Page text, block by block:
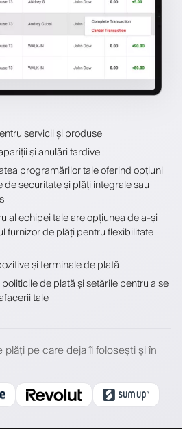
servicii și produse
și anulări tardive
programărilor tale oferind opțiuni
securitate și plăți integrale sau
al echipei tale are opțiunea de a-și
furnizor de plăți pentru flexibilitate
și terminale de plată
de plată și setările pentru a se
tale
plăți pe care deja îi folosești și în